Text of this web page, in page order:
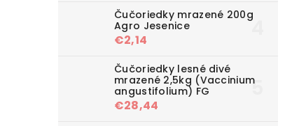
Čučoriedky mrazené 200g
Agro Jesenice
€2,14
Čučoriedky lesné divé
mrazené 2,5kg (Vaccinium
angustifolium) FG
€28,44